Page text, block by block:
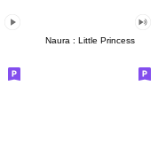
Naura : Little Princess